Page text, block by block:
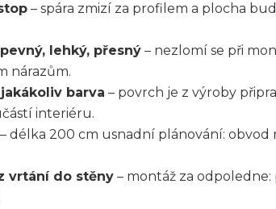
– spára zmizí za profilem a plocha
lehký, přesný – nezlomí se při
nárazům.
barva – povrch je z výroby
interiéru.
– délka 200 cm usnadní plánování: obvod
vrtání do stěny – montáž za